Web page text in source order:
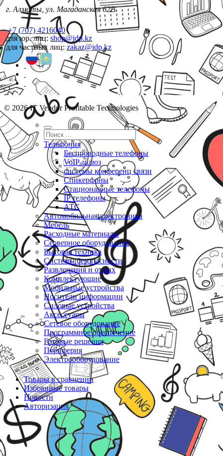
г. Алматы, ул. Магаданская 62В
+7 (707) 4216040
для юр. лиц: shop@idp.kz
для частных лиц: zakaz@idp.kz
© 2026 IT Vendor Profitable Technologies
Телефония
Беспроводные телефоны
VoIP-шлюз
системы конференц связи
Спикерфоны
Стационарные телефоны
IP телефоны
АТС
Автомобильная электроника
Мебель
Расходные материалы
Серверное оборудование
Бытовая техника
Системы безопасности
Развлечения и отдых
Комплектующие
Мобильные устройства
Носители информации
Силовые устройства
Аксессуары
Сетевое оборудование
Программное обеспечение
Готовые решения
Периферия
Электрооборудование
Товары в сравнении
Избранные товары
Новости
Авторизация